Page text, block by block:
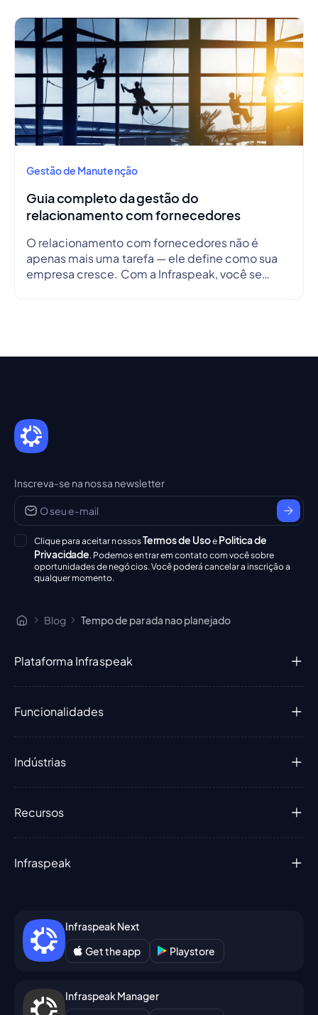
Gestão de Manutenção
Guia completo da gestão do
relacionamento com fornecedores
O relacionamento com fornecedores não é
apenas mais uma tarefa — ele define como sua
empresa cresce. Com a Infraspeak, você se
Inscreva-se na nossa newsletter
Clique para aceitar nossosTermos de Usoe Politica de
Privacidade. Podemos entrar em contato com você sobre
oportunidades de negócios. Você poderá cancelar a inscrição a
qualquer momento.
Blog Tempo de parada nao planejado
Plataforma Infraspeak
Funcionalidades
Indústrias
Recursos
Infraspeak
Infraspeak Next
Get the app
Playstore
Infraspeak Manager